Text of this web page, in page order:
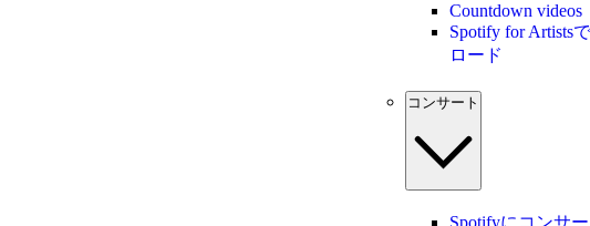
Countdown videos
Spotify for Artists
ロード
コンサート
Spotifyにコンサ